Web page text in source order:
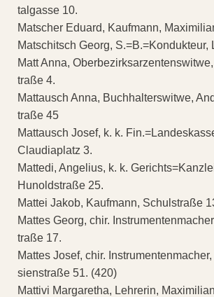
talgasse 10.
Matscher Eduard, Kaufmann,
Matschitsch Georg, S.=B.=Kondukteur,
Matt Anna,
traße 4.
Mattausch Anna, Buchhalterswitwe,
traße 45
Mattausch Josef, k. k.
Claudiaplatz 3.
Mattedi, Angelius, k. k.
Hunoldstraße 25.
Mattei Jakob, Kaufmann, Schulstraße
Mattes Georg, chir.
traße 17.
Mattes Josef, chir.
sienstraße 51. (420)
Mattivi Margaretha, Lehrerin,